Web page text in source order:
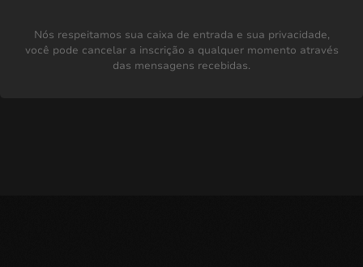
Nós respeitamos sua caixa de entrada e sua privacidade,
você pode cancelar a inscrição a qualquer momento através
das mensagens recebidas.